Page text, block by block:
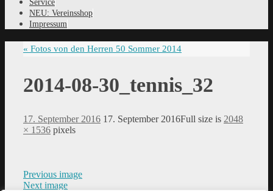
Service
NEU: Vereinsshop
Impressum
« Fotos von den Herren 50 Sommer 2014
2014-08-30_tennis_32
17. September 2016 17. September 2016Full size is 2048
× 1536 pixels
Previous image
Next image